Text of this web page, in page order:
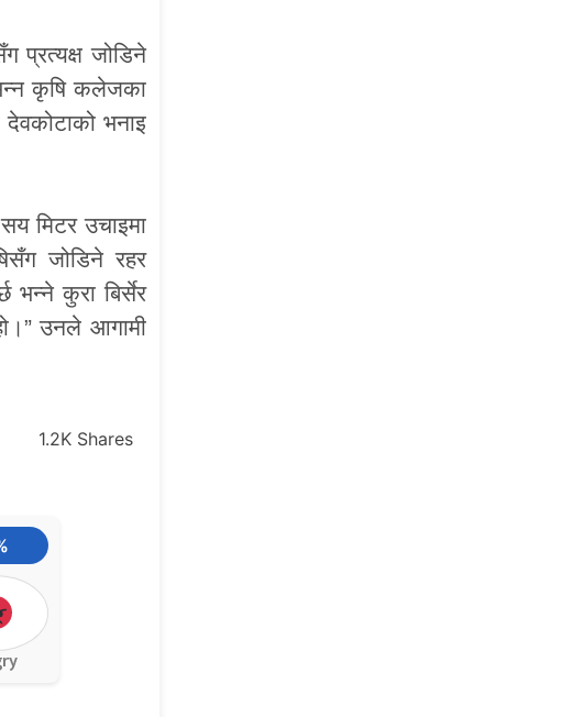
प्रत्यक्ष जोडिने
कृषि कलेजका
देवकोटाको भनाइ
मिटर उचाइमा
जोडिने रहर
कुरा बिर्सेर
उनले आगामी
1.2K Shares